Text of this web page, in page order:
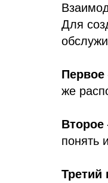
Для
Первое
же
понять
Третий